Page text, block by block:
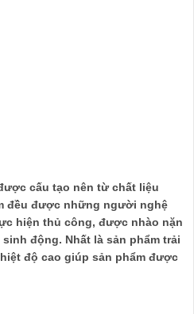
cấu tạo nên từ chất liệu
đều được những người nghệ
hiện thủ công, được nhào nặn
động. Nhất là sản phẩm trải
độ cao giúp sản phẩm được